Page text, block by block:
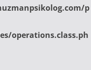
p
operations.class.ph